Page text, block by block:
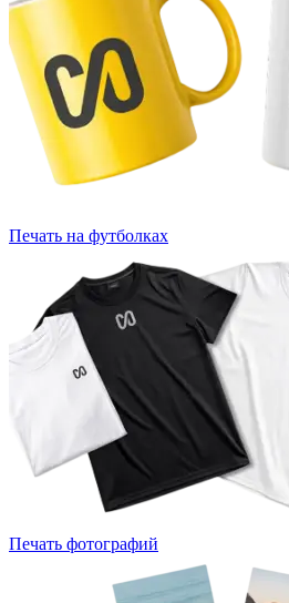
Печать на футболках
Печать фотографий